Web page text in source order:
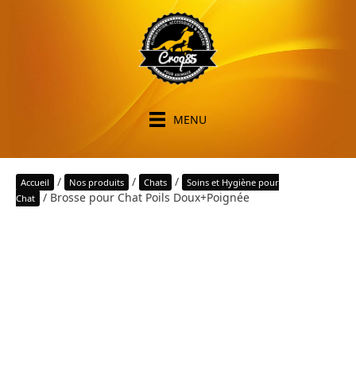
MENU
Accueil / Nos produits / Chats /
Soins et Hygiène pour
Chat
/ Brosse pour Chat Poils Doux+Poignée